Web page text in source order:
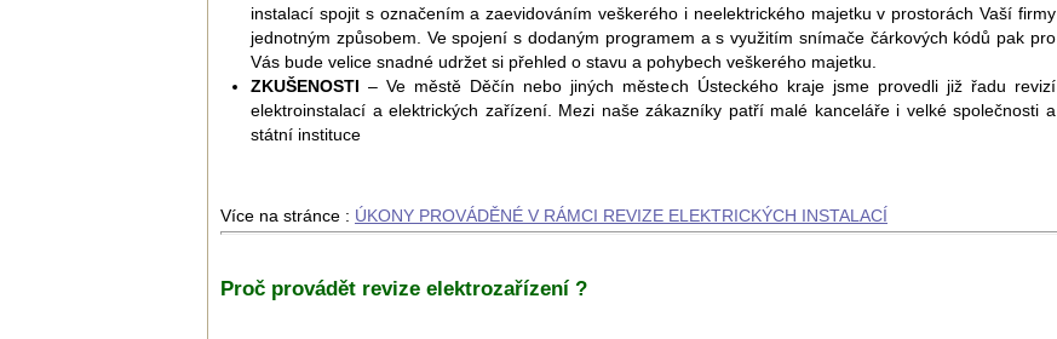
instalací spojit s označením a zaevidováním veškerého i neelektrického majetku v prostorách Vaší firmy
jednotným způsobem. Ve spojení s dodaným programem a s využitím snímače čárkových kódů pak pro
Vás bude velice snadné udržet si přehled o stavu a pohybech veškerého majetku.
ZKUŠENOSTI – Ve městě Děčín nebo jiných městech Ústeckého kraje jsme provedli již řadu revizí
elektroinstalací a elektrických zařízení. Mezi naše zákazníky patří malé kanceláře i velké společnosti a
státní instituce
Více na stránce : ÚKONY PROVÁDĚNÉ V RÁMCI REVIZE ELEKTRICKÝCH INSTALACÍ
Proč provádět revize elektrozařízení ?